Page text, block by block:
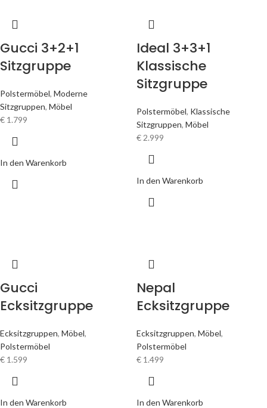
Gucci 3+2+1
Sitzgruppe
Polstermöbel, Moderne
Sitzgruppen, Möbel
€ 1.799
In den Warenkorb
Ideal 3+3+1
Klassische
Sitzgruppe
Polstermöbel, Klassische
Sitzgruppen, Möbel
€ 2.999
In den Warenkorb
Gucci
Ecksitzgruppe
Ecksitzgruppen, Möbel,
Polstermöbel
€ 1.599
In den Warenkorb
Nepal
Ecksitzgruppe
Ecksitzgruppen, Möbel,
Polstermöbel
€ 1.499
In den Warenkorb